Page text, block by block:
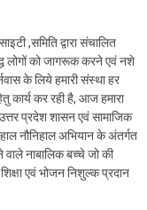
,समिति द्वारा संचालित
लोगों को जागरूक करने एवं नशे
के लिये हमारी संस्था हर
कर रही है, आज हमारा
प्रदेश शासन एवं सामाजिक
नौनिहाल अभियान के अंतर्गत
नाबालिक बच्चे जो की
एवं भोजन निशुल्क प्रदान